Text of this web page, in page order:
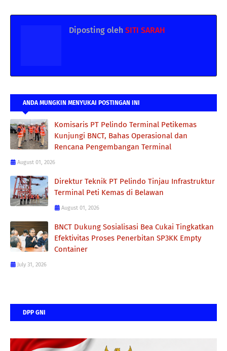
Diposting oleh SITI SARAH
ANDA MUNGKIN MENYUKAI POSTINGAN INI
Komisaris PT Pelindo Terminal Petikemas
Kunjungi BNCT, Bahas Operasional dan
Rencana Pengembangan Terminal
August 01, 2026
Direktur Teknik PT Pelindo Tinjau Infrastruktur
Terminal Peti Kemas di Belawan
August 01, 2026
BNCT Dukung Sosialisasi Bea Cukai Tingkatkan
Efektivitas Proses Penerbitan SP3KK Empty
Container
July 31, 2026
DPP GNI